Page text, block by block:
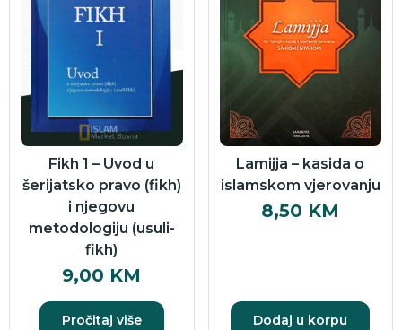
Fikh 1 – Uvod u
šerijatsko pravo (fikh)
i njegovu
metodologiju (usuli-
fikh)
9,00 KM
Pročitaj više
Lamijja – kasida o
islamskom vjerovanju
8,50 KM
Dodaj u korpu